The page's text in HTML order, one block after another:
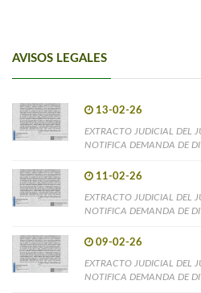
AVISOS LEGALES
13-02-26
EXTRACTO JUDICIAL DEL
NOTIFICA DEMANDA DE
11-02-26
EXTRACTO JUDICIAL DEL
NOTIFICA DEMANDA DE
09-02-26
EXTRACTO JUDICIAL DEL
NOTIFICA DEMANDA DE